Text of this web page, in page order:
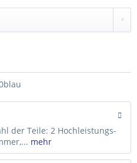
der Teile: 2 Hochleistungs-
mehr